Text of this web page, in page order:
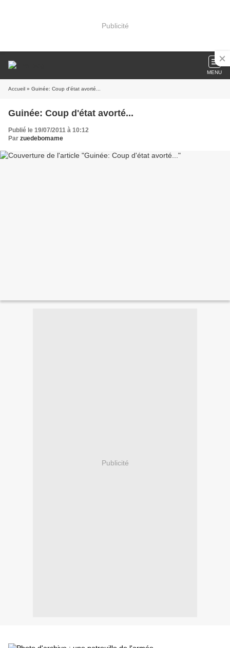
Publicité
MENU
Accueil » Guinée: Coup d'état avorté...
Guinée: Coup d'état avorté...
Publié le 19/07/2011 à 10:12
Par zuedebomame
Publicité